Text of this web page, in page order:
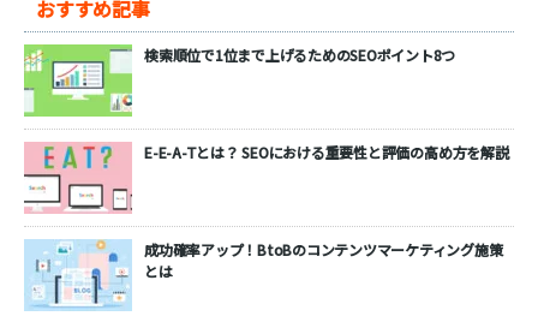
おすすめ記事
検索順位で1位まで上げるためのSEOポイント8つ
E-E-A-Tとは？ SEOにおける重要性と評価の高め方を解説
成功確率アップ！BtoBのコンテンツマーケティング施策
とは